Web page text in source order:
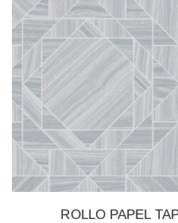
ROLLO PAPEL